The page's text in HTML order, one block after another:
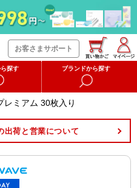
お客さまサポート
探す ブランドから探す
レミアム 30枚入り
出荷と営業について